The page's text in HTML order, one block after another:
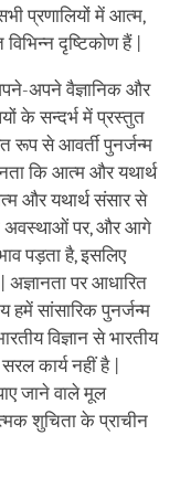
प्रणालियों में आत्म,
दृष्टिकोण हैं |
अपने वैज्ञानिक और
के सन्दर्भ में प्रस्तुत
रूप से आवर्ती पुनर्जन्म
कि आत्म और यथार्थ
और यथार्थ संसार से
अवस्थाओं पर, और आगे
पड़ता है, इसलिए
पर आधारित
सांसारिक पुनर्जन्म
विज्ञान से भारतीय
कार्य नहीं है |
जाने वाले मूल
शुचिता के प्राचीन